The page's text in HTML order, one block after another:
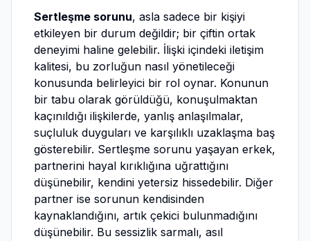
Sertleşme sorunu, asla sadece bir kişiyi
etkileyen bir durum değildir; bir çiftin ortak
deneyimi haline gelebilir. İlişki içindeki iletişim
kalitesi, bu zorluğun nasıl yönetileceği
konusunda belirleyici bir rol oynar. Konunun
bir tabu olarak görüldüğü, konuşulmaktan
kaçınıldığı ilişkilerde, yanlış anlaşılmalar,
suçluluk duyguları ve karşılıklı uzaklaşma baş
gösterebilir. Sertleşme sorunu yaşayan erkek,
partnerini hayal kırıklığına uğrattığını
düşünebilir, kendini yetersiz hissedebilir. Diğer
partner ise sorunun kendisinden
kaynaklandığını, artık çekici bulunmadığını
düşünebilir. Bu sessizlik sarmalı, asıl